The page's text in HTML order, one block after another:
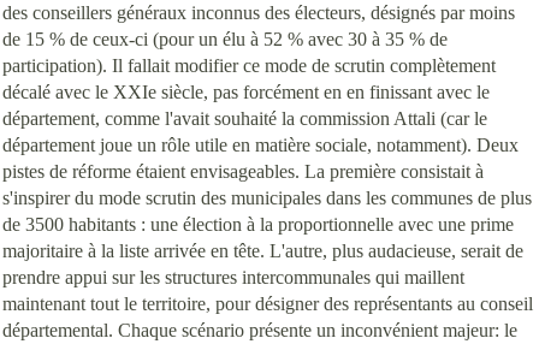
des conseillers généraux inconnus des électeurs, désignés par moins
de 15 % de ceux-ci (pour un élu à 52 % avec 30 à 35 % de
participation). Il fallait modifier ce mode de scrutin complètement
décalé avec le XXIe siècle, pas forcément en en finissant avec le
département, comme l'avait souhaité la commission Attali (car le
département joue un rôle utile en matière sociale, notamment). Deux
pistes de réforme étaient envisageables. La première consistait à
s'inspirer du mode scrutin des municipales dans les communes de plus
de 3500 habitants : une élection à la proportionnelle avec une prime
majoritaire à la liste arrivée en tête. L'autre, plus audacieuse, serait de
prendre appui sur les structures intercommunales qui maillent
maintenant tout le territoire, pour désigner des représentants au conseil
départemental. Chaque scénario présente un inconvénient majeur: le